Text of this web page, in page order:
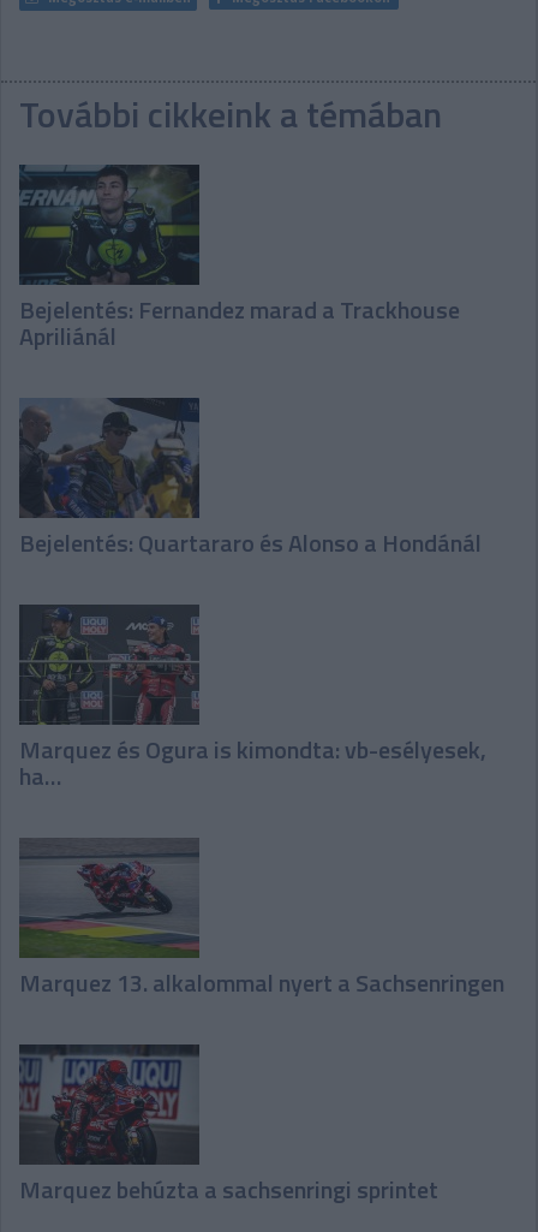
További cikkeink a témában
Bejelentés: Fernandez marad a Trackhouse
Apriliánál
Bejelentés: Quartararo és Alonso a Hondánál
Marquez és Ogura is kimondta: vb-esélyesek,
ha…
Marquez 13. alkalommal nyert a Sachsenringen
Marquez behúzta a sachsenringi sprintet